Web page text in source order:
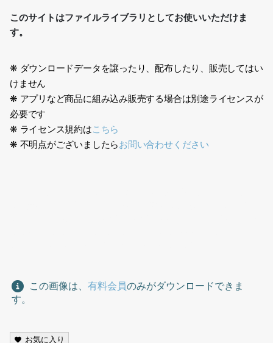
このサイトはファイルライブラリとしてお使いいただけま
す。
❋ ダウンロードデータを譲ったり、配布したり、販売してはい
けません
❋ アプリなど商品に組み込み販売する場合は別途ライセンスが
必要です
❋ ライセンス規約はこちら
❋ 不明点がございましたらお問い合わせください
この画像は、 有料会員のみがダウンロードできま
す。
お気に入り